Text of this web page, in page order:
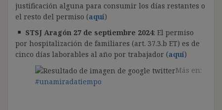
justificación alguna para consumir los días restantes o
el resto del permiso (aquí)
STSJ Aragón 27 de septiembre 2024: El permiso
por hospitalización de familiares (art. 37.3.b ET) es de
cinco días laborables al año por trabajador (aquí)
Más en:
#unamiradatiempo